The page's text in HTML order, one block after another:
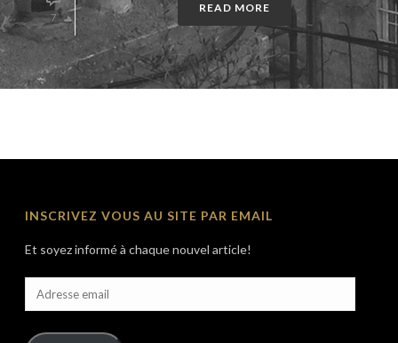
7
READ MORE
INSCRIVEZ VOUS AU SITE PAR EMAIL
Et soyez informé à chaque nouvel article!
Adresse
email